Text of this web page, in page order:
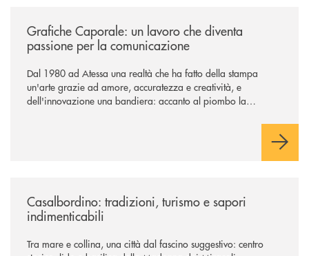
Grafiche Caporale: un lavoro che diventa
passione per la comunicazione
Dal 1980 ad Atessa una realtà che ha fatto della stampa
un'arte grazie ad amore, accuratezza e creatività, e
dell'innovazione una bandiera: accanto al piombo la
Casalbordino: tradizioni, turismo e sapori
indimenticabili
Tra mare e collina, una città dal fascino suggestivo: centro